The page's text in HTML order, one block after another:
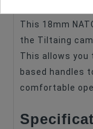
This 18mm
the Tiltaing
This allows you
based handles
comfortable